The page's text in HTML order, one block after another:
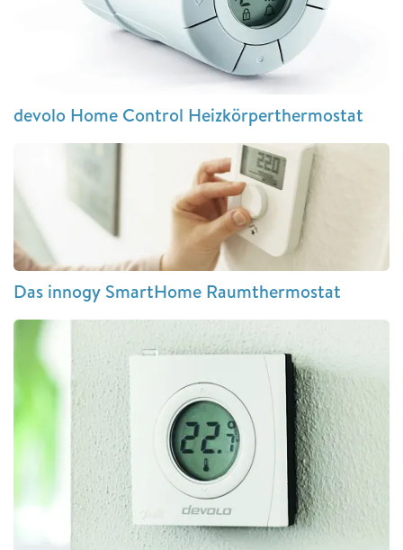
devolo Home Control Heizkörperthermostat
Das innogy SmartHome Raumthermostat